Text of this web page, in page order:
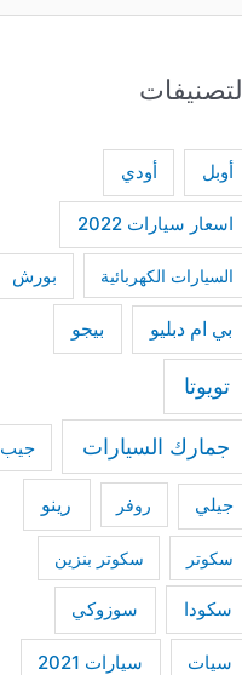
أوبل أودي
اسعار سيارات 2022
السيارات الكهربائية بورش
بي ام دبليو بيجو
تويوتا
جمارك السيارات جيب
جيلي روفر رينو
سكوتر سكوتر بنزين
سكودا سوزوكي
سيات سيارات 2021